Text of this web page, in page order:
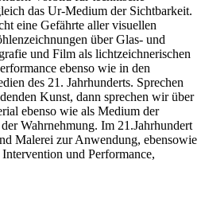
das Ur-Medium der Sichtbarkeit.
eine Gefährte aller visuellen
über Glas- und
und Film als lichtzeichnerischen
ebenso wie in den
des 21. Jahrhunderts. Sprechen
Kunst, dann sprechen wir über
ebenso wie als Medium der
Wahrnehmung. Im 21.Jahrhundert
Malerei zur Anwendung, ebensowie
und Performance,